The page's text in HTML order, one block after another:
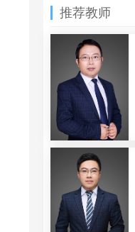
978328521
18056048033
黄山朱老师
1665332095
18155905220
推荐教师